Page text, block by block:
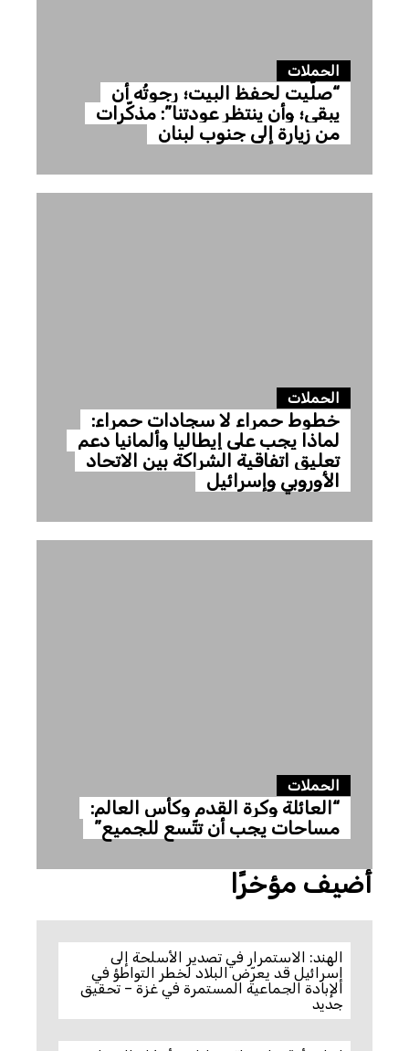
الحملات
“صلّيت لحفظ البيت؛ رجوتُه أن
يبقى؛ وأن ينتظر عودتنا”: مذكّرات
من زيارة إلى جنوب لبنان
الحملات
خطوط حمراء لا سجادات حمراء:
لماذا يجب على إيطاليا وألمانيا دعم
تعليق اتفاقية الشراكة بين الاتحاد
الأوروبي وإسرائيل
الحملات
“العائلة وكرة القدم وكأس العالم:
مساحات يجب أن تتّسع للجميع”
أضيف مؤخرًا
الهند: الاستمرار في تصدير الأسلحة إلى
إسرائيل قد يعرّض البلاد لخطر التواطؤ في
الإبادة الجماعية المستمرة في غزة – تحقيق
جديد